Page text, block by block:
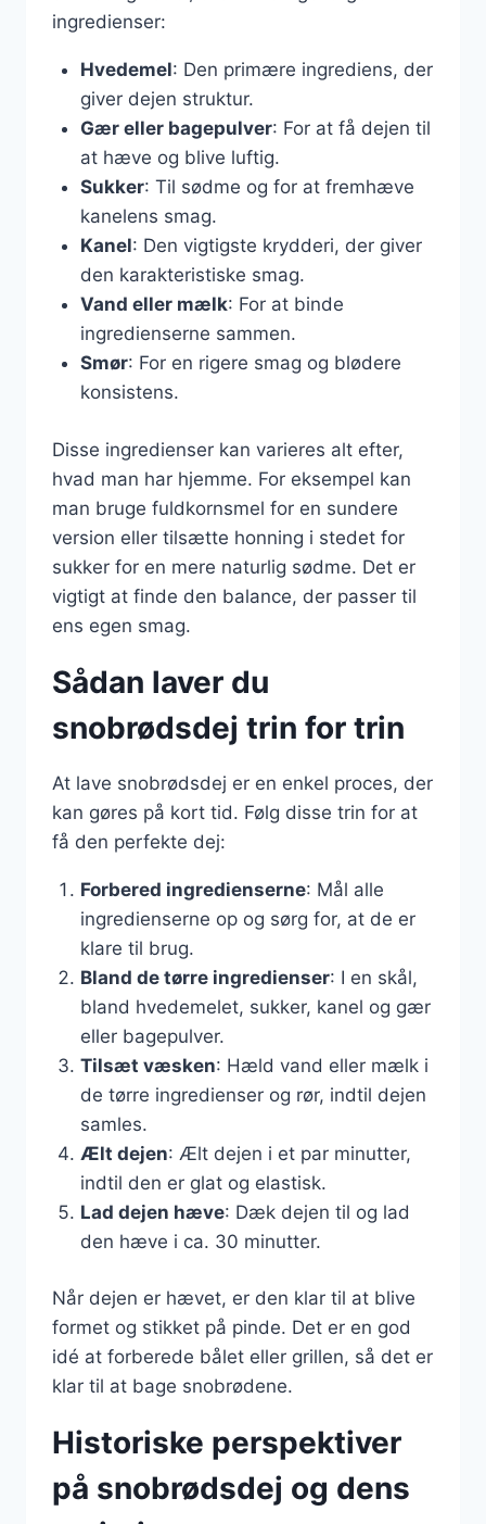
ingredienser:
Hvedemel: Den primære ingrediens, der
giver dejen struktur.
Gær eller bagepulver: For at få dejen til
at hæve og blive luftig.
Sukker: Til sødme og for at fremhæve
kanelens smag.
Kanel: Den vigtigste krydderi, der giver
den karakteristiske smag.
Vand eller mælk: For at binde
ingredienserne sammen.
Smør: For en rigere smag og blødere
konsistens.
Disse ingredienser kan varieres alt efter,
hvad man har hjemme. For eksempel kan
man bruge fuldkornsmel for en sundere
version eller tilsætte honning i stedet for
sukker for en mere naturlig sødme. Det er
vigtigt at finde den balance, der passer til
ens egen smag.
Sådan laver du
snobrødsdej trin for trin
At lave snobrødsdej er en enkel proces, der
kan gøres på kort tid. Følg disse trin for at
få den perfekte dej:
Forbered ingredienserne: Mål alle
ingredienserne op og sørg for, at de er
klare til brug.
Bland de tørre ingredienser: I en skål,
bland hvedemelet, sukker, kanel og gær
eller bagepulver.
Tilsæt væsken: Hæld vand eller mælk i
de tørre ingredienser og rør, indtil dejen
samles.
Ælt dejen: Ælt dejen i et par minutter,
indtil den er glat og elastisk.
Lad dejen hæve: Dæk dejen til og lad
den hæve i ca. 30 minutter.
Når dejen er hævet, er den klar til at blive
formet og stikket på pinde. Det er en god
idé at forberede bålet eller grillen, så det er
klar til at bage snobrødene.
Historiske perspektiver
på snobrødsdej og dens